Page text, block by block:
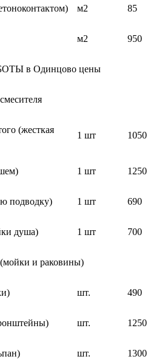
м2 85
м2 950
в Одинцово цены
(жесткая
1 шт 1050
1 шт 1250
подводку) 1 шт 690
душа) 1 шт 700
и раковины)
шт. 490
шт. 1250
шт. 1300